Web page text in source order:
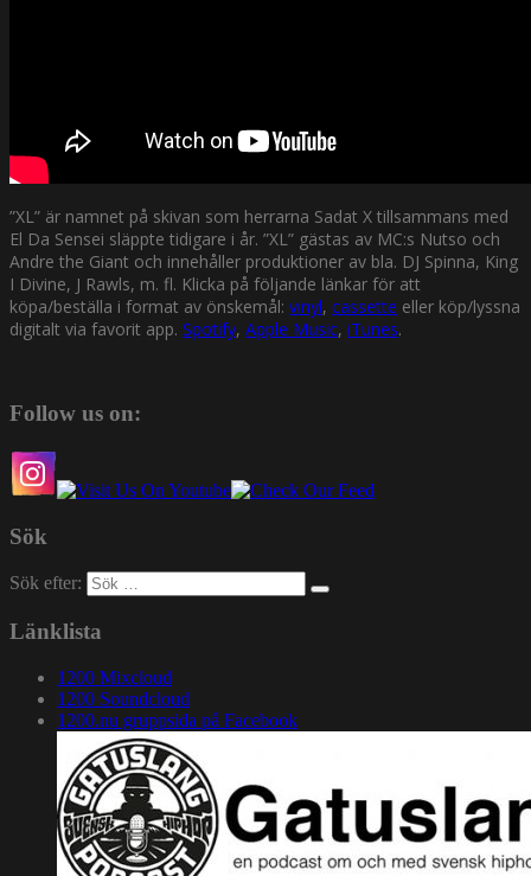
”XL” är namnet på skivan som herrarna Sadat X tillsammans med
El Da Sensei släppte tidigare i år. ”XL” gästas av MC:s Nutso och
Andre the Giant och innehåller produktioner av bla. DJ Spinna, King
I Divine, J Rawls, m. fl. Klicka på följande länkar för att
köpa/beställa i format av önskemål: vinyl, cassette eller köp/lyssna
digitalt via favorit app. Spotify, Apple Music, iTunes.
Follow us on:
Sök
Sök efter:
Länklista
1200 Mixcloud
1200 Soundcloud
1200.nu gruppsida på Facebook